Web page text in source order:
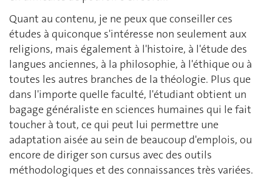
Quant au contenu, je ne peux que conseiller ces
études à quiconque s'intéresse non seulement aux
religions, mais également à l'histoire, à l'étude des
langues anciennes, à la philosophie, à l'éthique ou à
toutes les autres branches de la théologie. Plus que
dans l'importe quelle faculté, l'étudiant obtient un
bagage généraliste en sciences humaines qui le fait
toucher à tout, ce qui peut lui permettre une
adaptation aisée au sein de beaucoup d'emplois, ou
encore de diriger son cursus avec des outils
méthodologiques et des connaissances très variées.